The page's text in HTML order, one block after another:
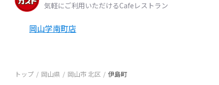
気軽にご利用いただけるCafeレストラン
岡山学南町店
トップ 岡山県 岡山市 北区 伊島町